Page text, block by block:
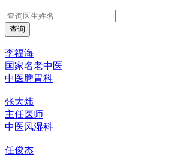
李福海
国家名老中医
中医脾胃科
张大炜
主任医师
中医风湿科
任俊杰